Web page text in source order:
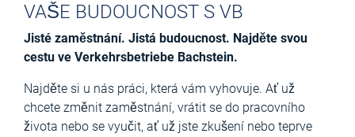
VAŠE BUDOUCNOST S VB
Jisté zaměstnání. Jistá budoucnost. Najděte svou
cestu ve Verkehrsbetriebe Bachstein.
Najděte si u nás práci, která vám vyhovuje. Ať už
chcete změnit zaměstnání, vrátit se do pracovního
života nebo se vyučit, ať už jste zkušení nebo teprve